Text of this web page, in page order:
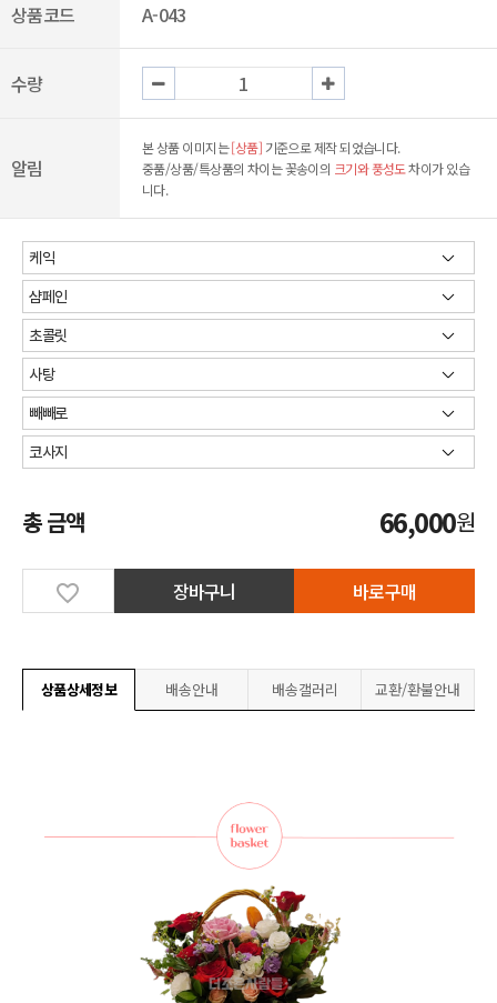
상품코드 A-043
수량
알림
본 상품 이미지는[상품] 기준으로 제작 되었습니다.
중품/상품/특상품의 차이는 꽃송이의 크기와 풍성도차이가 있습
니다.
총 금액 66,000원
장바구니 바로구매
상품상세정보 배송안내 배송갤러리 교환/환불안내